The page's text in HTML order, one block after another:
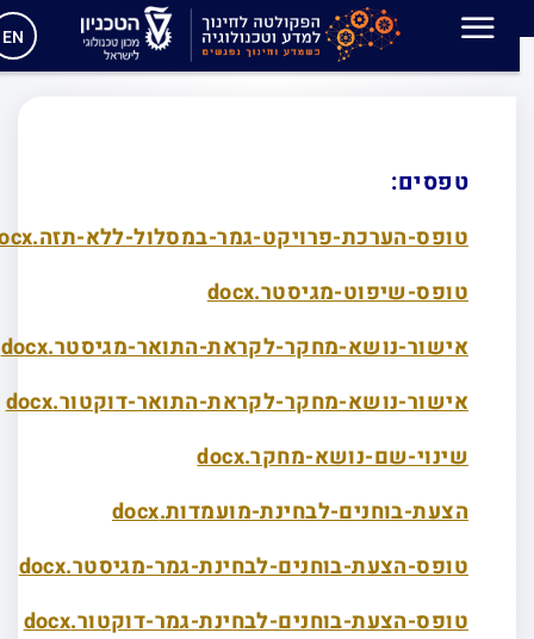
EN מנחים
טפסים:
טופס-הערכת-פרויקט-גמר-במסלול-ללא-תזה.docx
טופס-שיפוט-מגיסטר.docx
אישור-נושא-מחקר-לקראת-התואר-מגיסטר.docx
אישור-נושא-מחקר-לקראת-התואר-דוקטור.docx
שינוי-שם-נושא-מחקר.docx
הצעת-בוחנים-לבחינת-מועמדות.docx
טופס-הצעת-בוחנים-לבחינת-גמר-מגיסטר.docx
טופס-הצעת-בוחנים-לבחינת-גמר-דוקטור.docx